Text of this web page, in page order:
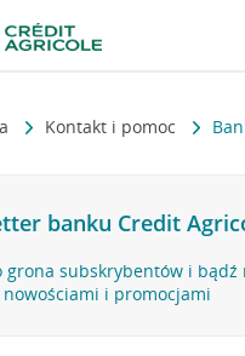
Kontakt i pomoc
banku Credit
grona subskrybentów i bądź
nowościami i promocjami